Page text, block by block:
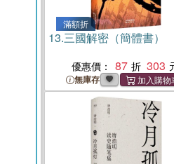
滿額折
13.三國解密（簡體書）
優惠價： 87 303
無庫存